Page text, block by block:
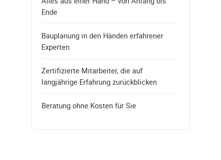
Ende
Bauplanung in den Händen erfahrener
Experten
Zertifizierte Mitarbeiter, die auf
langjährige Erfahrung zurückblicken
Beratung ohne Kosten für Sie